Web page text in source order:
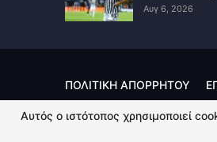
Αυγ 6, 2026
ΠΟΛΙΤΙΚΗ ΑΠΟΡΡΗΤΟΥ
© 2026 - Kingsport.gr. All
Αυτός ο ιστότοπος χρησιμοποιεί